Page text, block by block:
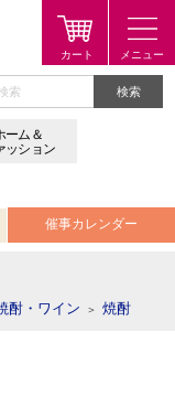
検索
ーム＆
ッション
催事カレンダー
酎・ワイン ＞ 焼酎